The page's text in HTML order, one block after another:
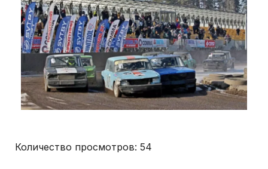
Количество просмотров: 54